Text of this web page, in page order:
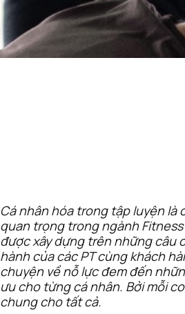
Cá nhân hóa trong tập luyện
quan trọng trong ngành Fitness
được xây dựng trên những câu
hành của các PT cùng khách
chuyện về nỗ lực đem đến
ưu cho từng cá nhân. Bởi mỗi
chung cho tất cả.